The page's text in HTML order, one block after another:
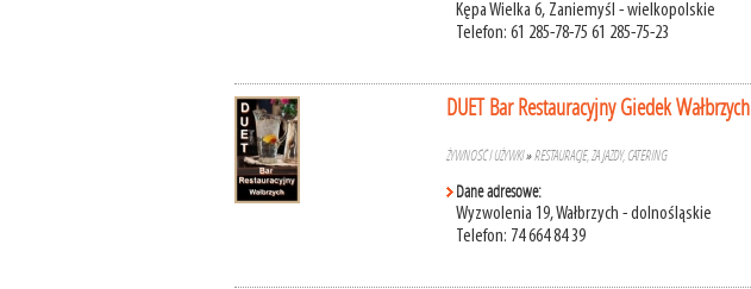
Kępa Wielka 6, Zaniemyśl - wielkopolskie
Telefon: 61 285-78-75 61 285-75-23
DUET Bar Restauracyjny Giedek Wałbrzych
ŻYWNOŚĆ I UŻYWKI»RESTAURACJE, ZAJAZDY, CATERING
Dane adresowe:
Wyzwolenia 19, Wałbrzych - dolnośląskie
Telefon: 74 664 84 39